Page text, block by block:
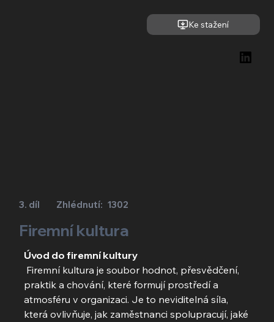
3. díl Zhlédnutí: 1302
Firemní kultura
Úvod do firemní kultury
praktik a chování, které formují prostředí a
atmosféru v organizaci. Je to neviditelná síla,
která ovlivňuje, jak zaměstnanci spolupracují, jaké
Ke stažení